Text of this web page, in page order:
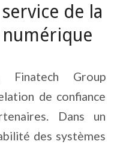
de la
Finatech Group
de confiance
Dans un
des systèmes